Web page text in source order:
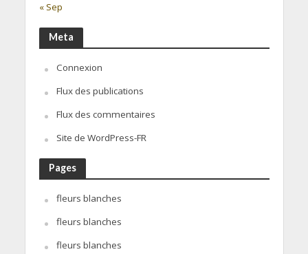
« Sep
Meta
Connexion
Flux des publications
Flux des commentaires
Site de WordPress-FR
Pages
fleurs blanches
fleurs blanches
fleurs blanches